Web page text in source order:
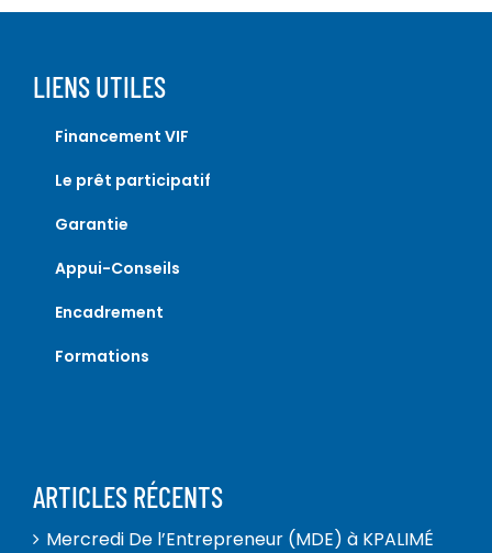
LIENS UTILES
Financement VIF
Le prêt participatif
Garantie
Appui-Conseils
Encadrement
Formations
ARTICLES RÉCENTS
Mercredi De l’Entrepreneur (MDE) à KPALIMÉ